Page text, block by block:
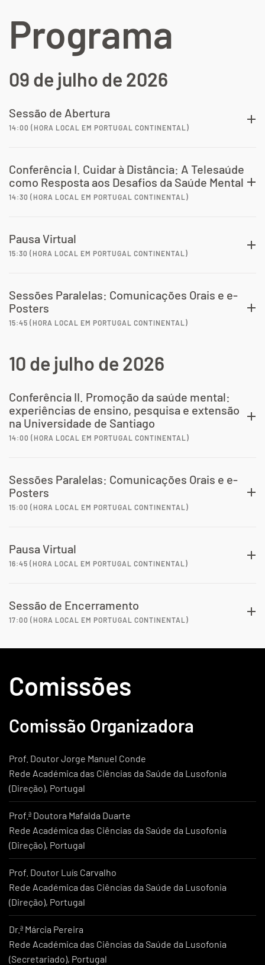
Programa
09 de julho de 2026
Sessão de Abertura
14:00 (HORA LOCAL EM PORTUGAL CONTINENTAL)
Conferência I. Cuidar à Distância: A Telesaúde
como Resposta aos Desafios da Saúde Mental
14:30 (HORA LOCAL EM PORTUGAL CONTINENTAL)
Pausa Virtual
15:30 (HORA LOCAL EM PORTUGAL CONTINENTAL)
Sessões Paralelas: Comunicações Orais e e-
Posters
15:45 (HORA LOCAL EM PORTUGAL CONTINENTAL)
10 de julho de 2026
Conferência II. Promoção da saúde mental:
experiências de ensino, pesquisa e extensão
na Universidade de Santiago
14:00 (HORA LOCAL EM PORTUGAL CONTINENTAL)
Sessões Paralelas: Comunicações Orais e e-
Posters
15:00 (HORA LOCAL EM PORTUGAL CONTINENTAL)
Pausa Virtual
16:45 (HORA LOCAL EM PORTUGAL CONTINENTAL)
Sessão de Encerramento
17:00 (HORA LOCAL EM PORTUGAL CONTINENTAL)
Comissões
Comissão Organizadora
Prof. Doutor Jorge Manuel Conde
Rede Académica das Ciências da Saúde da Lusofonia
(Direção), Portugal
Prof.ª Doutora Mafalda Duarte
Rede Académica das Ciências da Saúde da Lusofonia
(Direção), Portugal
Prof. Doutor Luís Carvalho
Rede Académica das Ciências da Saúde da Lusofonia
(Direção), Portugal
Dr.ª Márcia Pereira
Rede Académica das Ciências da Saúde da Lusofonia
(Secretariado), Portugal